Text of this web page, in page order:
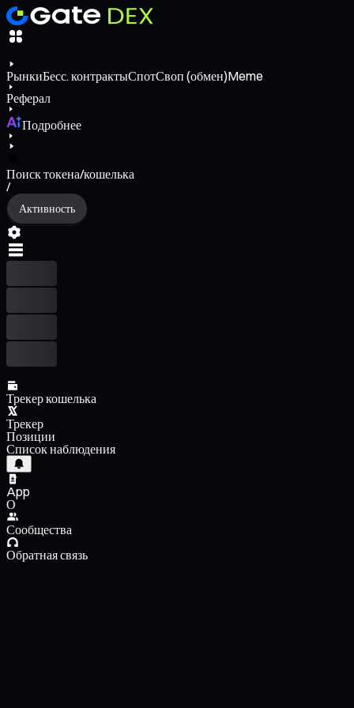
РынкиБесс. контрактыСпотСвоп (обмен)Meme
Реферал
Подробнее
Поиск токена/кошелька
/
Активность
Трекер кошелька
Трекер
Позиции
Список наблюдения
App
О
Сообщества
Обратная связь